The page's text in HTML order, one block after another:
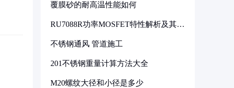
覆膜砂的耐高温性能如何
RU7088R功率MOSFET特性解析及其在
不锈钢通风 管道施工
201不锈钢重量计算方法大全
M20螺纹大径和小径是多少